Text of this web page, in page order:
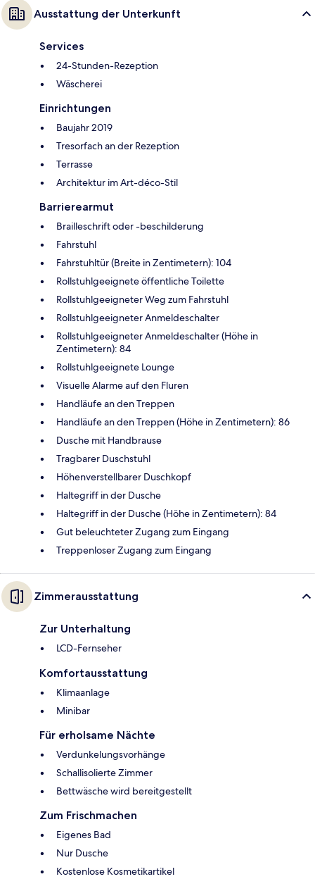
Ausstattung der Unterkunft
Services
24-Stunden-Rezeption
Wäscherei
Einrichtungen
Baujahr 2019
Tresorfach an der Rezeption
Terrasse
Architektur im Art-déco-Stil
Barrierearmut
Brailleschrift oder -beschilderung
Fahrstuhl
Fahrstuhltür (Breite in Zentimetern): 104
Rollstuhlgeeignete öffentliche Toilette
Rollstuhlgeeigneter Weg zum Fahrstuhl
Rollstuhlgeeigneter Anmeldeschalter
Rollstuhlgeeigneter Anmeldeschalter (Höhe in
Zentimetern): 84
Rollstuhlgeeignete Lounge
Visuelle Alarme auf den Fluren
Handläufe an den Treppen
Handläufe an den Treppen (Höhe in Zentimetern): 86
Dusche mit Handbrause
Tragbarer Duschstuhl
Höhenverstellbarer Duschkopf
Haltegriff in der Dusche
Haltegriff in der Dusche (Höhe in Zentimetern): 84
Gut beleuchteter Zugang zum Eingang
Treppenloser Zugang zum Eingang
Zimmerausstattung
Zur Unterhaltung
LCD-Fernseher
Komfortausstattung
Klimaanlage
Minibar
Für erholsame Nächte
Verdunkelungsvorhänge
Schallisolierte Zimmer
Bettwäsche wird bereitgestellt
Zum Frischmachen
Eigenes Bad
Nur Dusche
Kostenlose Kosmetikartikel